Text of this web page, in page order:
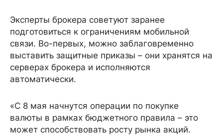
Эксперты брокера советуют заранее
подготовиться к ограничениям мобильной
связи. Во-первых, можно заблаговременно
выставить защитные приказы – они хранятся на
серверах брокера и исполняются
автоматически.
«С 8 мая начнутся операции по покупке
валюты в рамках бюджетного правила – это
может способствовать росту рынка акций.